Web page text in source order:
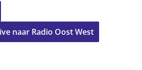
naar Radio Oost West